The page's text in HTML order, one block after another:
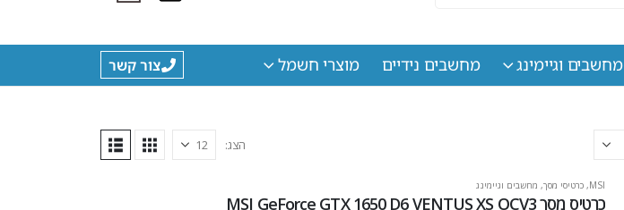
מחשבים וגיימינג מחשבים נידיים מוצרי חשמל צור קשר
הצג:
MSI
, כרטיסי מסך, מחשבים וגיימינג
כרטיס מסך MSI GeForce GTX 1650 D6 VENTUS XS OCV3